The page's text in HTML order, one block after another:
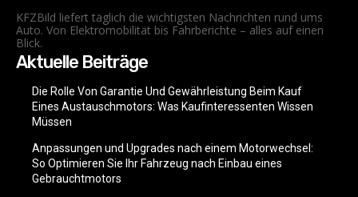
KFZBild liefert täglich die wichtigsten Nachrichten rund ums
Auto. Von Elektromobilität bis Fahrberichte – alles auf einen
Blick.
Aktuelle Beiträge
Die Rolle Von Garantie Und Gewährleistung Beim Kauf
Eines Austauschmotors: Was Kaufinteressenten Wissen
Müssen
Anpassungen und Upgrades nach einem Motorwechsel:
So Optimieren Sie Ihr Fahrzeug nach Einbau eines
Gebrauchtmotors